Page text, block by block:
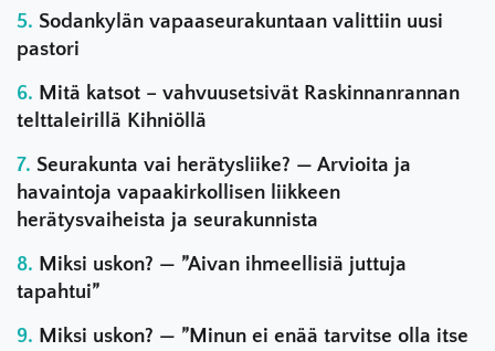
Sodankylän vapaaseurakuntaan valittiin uusi
pastori
Mitä katsot – vahvuusetsivät Raskinnanrannan
telttaleirillä Kihniöllä
Seurakunta vai herätysliike? — Arvioita ja
havaintoja vapaakirkollisen liikkeen
herätysvaiheista ja seurakunnista
Miksi uskon? — ”Aivan ihmeellisiä juttuja
tapahtui”
Miksi uskon? — ”Minun ei enää tarvitse olla itse